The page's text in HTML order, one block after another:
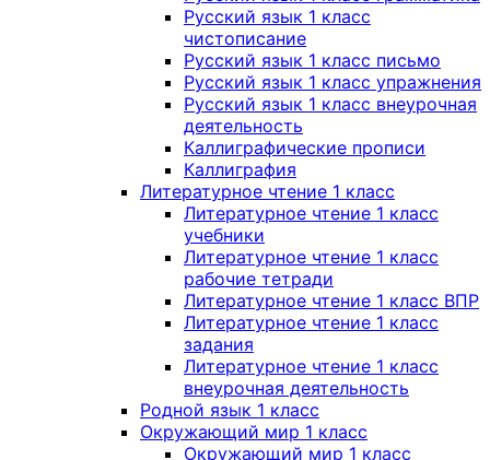
Русский язык 1 класс
чистописание
Русский язык 1 класс письмо
Русский язык 1 класс упражнения
Русский язык 1 класс внеурочная
деятельность
Каллиграфические прописи
Каллиграфия
Литературное чтение 1 класс
Литературное чтение 1 класс
учебники
Литературное чтение 1 класс
рабочие тетради
Литературное чтение 1 класс ВПР
Литературное чтение 1 класс
задания
Литературное чтение 1 класс
внеурочная деятельность
Родной язык 1 класс
Окружающий мир 1 класс
Окружающий мир 1 класс